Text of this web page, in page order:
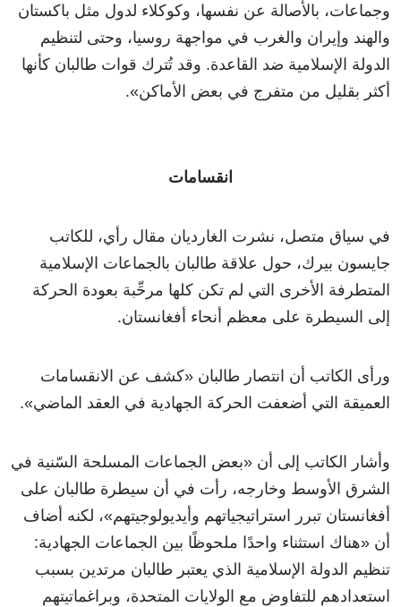
وجماعات، بالأصالة عن نفسها، وكوكلاء لدول مثل باكستان
والهند وإيران والغرب في مواجهة روسيا، وحتى لتنظيم
الدولة الإسلامية ضد القاعدة. وقد تُترك قوات طالبان كأنها
أكثر بقليل من متفرج في بعض الأماكن»
.
انقسامات
في سياق متصل، نشرت الغارديان مقال رأي، للكاتب
جايسون بيرك، حول علاقة طالبان بالجماعات الإسلامية
المتطرفة الأخرى التي لم تكن كلها مرحِّبة بعودة الحركة
إلى السيطرة على معظم أنحاء أفغانستان.
ورأى الكاتب أن انتصار طالبان «كشف عن الانقسامات
العميقة التي أضعفت الحركة الجهادية في العقد الماضي»
.
وأشار الكاتب إلى أن «بعض الجماعات المسلحة السّنية في
الشرق الأوسط وخارجه، رأت في أن سيطرة طالبان على
أفغانستان تبرر استراتيجياتهم وأيديولوجيتهم»، لكنه أضاف
أن «هناك استثناء واحدًا ملحوظًا بين الجماعات الجهادية:
تنظيم الدولة الإسلامية الذي يعتبر طالبان مرتدين بسبب
استعدادهم للتفاوض مع الولايات المتحدة، وبراغماتيتهم